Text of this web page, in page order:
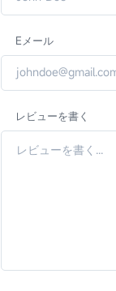
Eメール
レビューを書く